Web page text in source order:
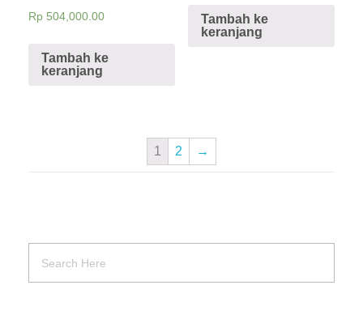
Rp 504,000.00
Tambah ke
keranjang
Tambah ke
keranjang
1 2 →